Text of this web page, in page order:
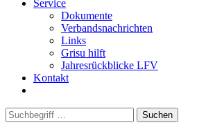
Service
Dokumente
Verbandsnachrichten
Links
Grisu hilft
Jahresrückblicke LFV
Kontakt
Suchen